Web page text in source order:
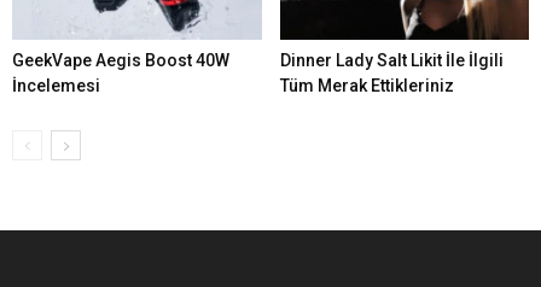
GeekVape Aegis Boost 40W
İncelemesi
Dinner Lady Salt Likit İle İlgili
Tüm Merak Ettikleriniz